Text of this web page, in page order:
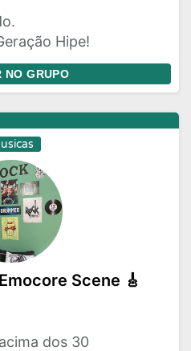
Hipe!
NO GRUPO
Scene 🎸
dos 30